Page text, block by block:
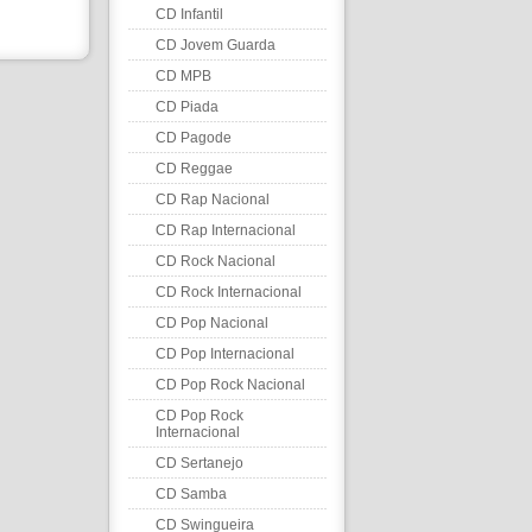
CD Infantil
CD Jovem Guarda
CD MPB
CD Piada
CD Pagode
CD Reggae
CD Rap Nacional
CD Rap Internacional
CD Rock Nacional
CD Rock Internacional
CD Pop Nacional
CD Pop Internacional
CD Pop Rock Nacional
CD Pop Rock
Internacional
CD Sertanejo
CD Samba
CD Swingueira